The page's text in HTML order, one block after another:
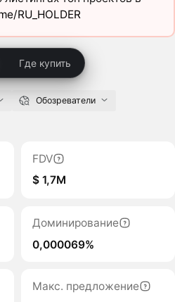
RU_HOLDER
Где купить
Обозреватели
FDV
$ 1,7M
Доминирование
0,000069%
Макс. предложение